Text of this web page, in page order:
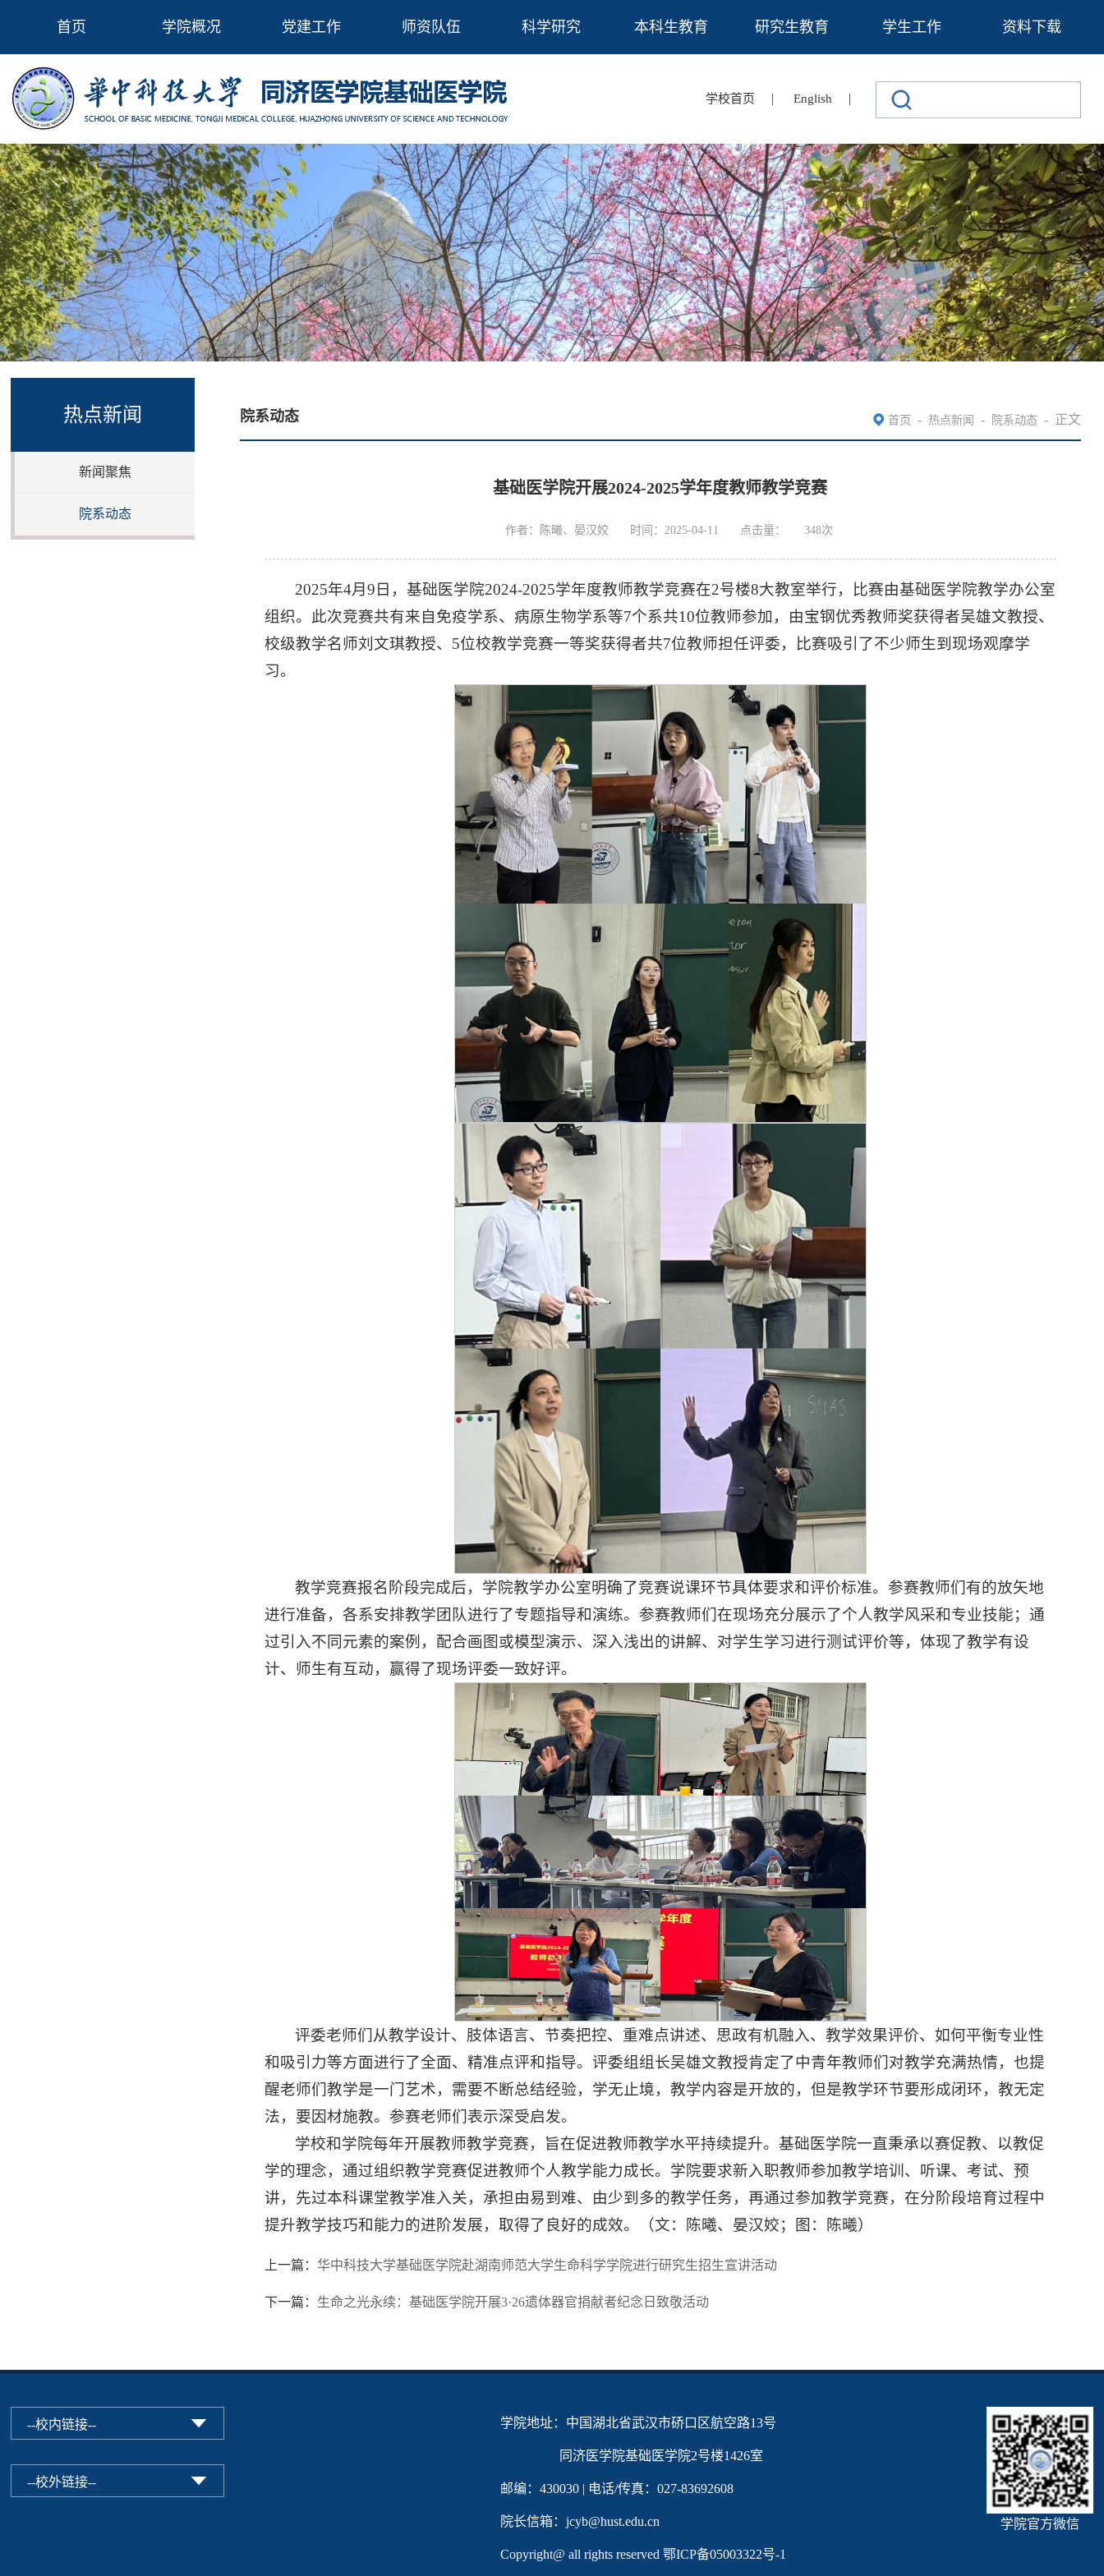
首页 学院概况 党建工作 师资队伍 科学研究 本科生教育 研究生教育 学生工作 资料下载
学校首页 | English |
热点新闻
新闻聚焦
院系动态
院系动态 首页 - 热点新闻 - 院系动态 - 正文
基础医学院开展2024-2025学年度教师教学竞赛
作者：陈曦、晏汉姣 时间：2025-04-11 点击量： 348次
2025年4月9日，基础医学院2024-2025学年度教师教学竞赛在2号楼8大教室举行，比赛由基础医学院教学办公室
组织。此次竞赛共有来自免疫学系、病原生物学系等7个系共10位教师参加，由宝钢优秀教师奖获得者吴雄文教授、
校级教学名师刘文琪教授、5位校教学竞赛一等奖获得者共7位教师担任评委，比赛吸引了不少师生到现场观摩学
习。
教学竞赛报名阶段完成后，学院教学办公室明确了竞赛说课环节具体要求和评价标准。参赛教师们有的放矢地
进行准备，各系安排教学团队进行了专题指导和演练。参赛教师们在现场充分展示了个人教学风采和专业技能；通
过引入不同元素的案例，配合画图或模型演示、深入浅出的讲解、对学生学习进行测试评价等，体现了教学有设
计、师生有互动，赢得了现场评委一致好评。
评委老师们从教学设计、肢体语言、节奏把控、重难点讲述、思政有机融入、教学效果评价、如何平衡专业性
和吸引力等方面进行了全面、精准点评和指导。评委组组长吴雄文教授肯定了中青年教师们对教学充满热情，也提
醒老师们教学是一门艺术，需要不断总结经验，学无止境，教学内容是开放的，但是教学环节要形成闭环，教无定
法，要因材施教。参赛老师们表示深受启发。
学校和学院每年开展教师教学竞赛，旨在促进教师教学水平持续提升。基础医学院一直秉承以赛促教、以教促
学的理念，通过组织教学竞赛促进教师个人教学能力成长。学院要求新入职教师参加教学培训、听课、考试、预
讲，先过本科课堂教学准入关，承担由易到难、由少到多的教学任务，再通过参加教学竞赛，在分阶段培育过程中
提升教学技巧和能力的进阶发展，取得了良好的成效。（文：陈曦、晏汉姣；图：陈曦）
上一篇： 华中科技大学基础医学院赴湖南师范大学生命科学学院进行研究生招生宣讲活动
下一篇： 生命之光永续：基础医学院开展3·26遗体器官捐献者纪念日致敬活动
学院官方微信
学院地址：中国湖北省武汉市硚口区航空路13号
同济医学院基础医学院2号楼1426室
邮编：430030 | 电话/传真：027-83692608
院长信箱：jcyb@hust.edu.cn
Copyright@ all rights reserved 鄂ICP备05003322号-1